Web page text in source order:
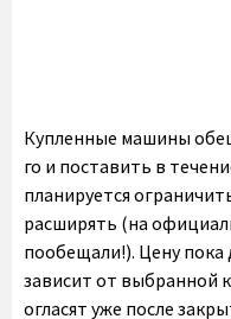
Купленные машины
го и поставить в
планируется
расширять (на
пообещали!). Цену пока
зависит от выбранной
огласят уже после